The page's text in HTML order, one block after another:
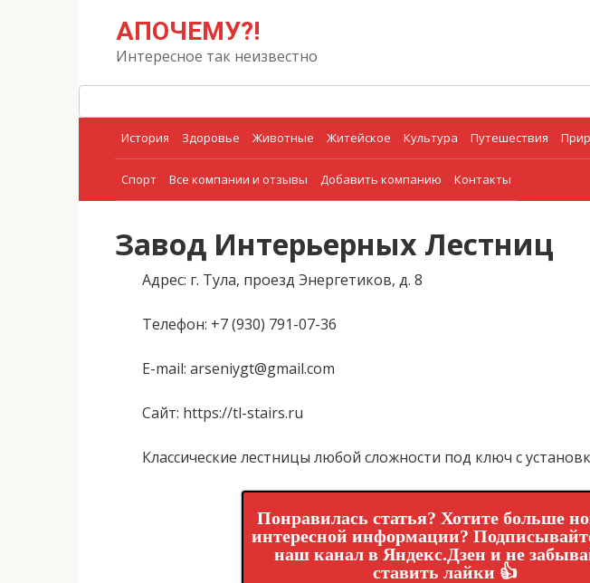
АПОЧЕМУ?!
Интересное так неизвестно
История Здоровье Животные Житейское Культура Путешествия
Спорт Все компании и отзывы Добавить компанию Контакты
Завод Интерьерных Лестниц
Адрес: г. Тула, проезд Энергетиков, д. 8
Телефон: +7 (930) 791-07-36
E-mail: arseniygt@gmail.com
Сайт: https://tl-stairs.ru
Классические лестницы любой сложности под ключ с
Понравилась статья? Хотите больше
интересной информации?
наш канал в Яндекс.Дзен и не
ставить лайки 👍